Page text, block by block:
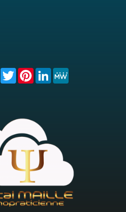
FacebookTwitterPinterest
LinkedIn